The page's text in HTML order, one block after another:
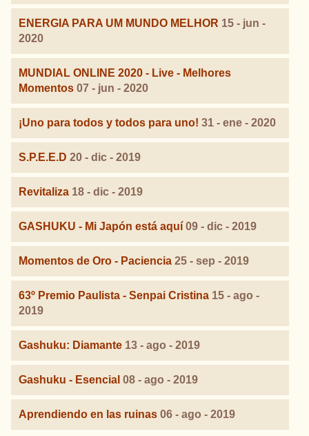
ENERGIA PARA UM MUNDO MELHOR 15 - jun -
2020
MUNDIAL ONLINE 2020 - Live - Melhores
Momentos 07 - jun - 2020
¡Uno para todos y todos para uno! 31 - ene - 2020
S.P.E.E.D 20 - dic - 2019
Revitaliza 18 - dic - 2019
GASHUKU - Mi Japón está aquí 09 - dic - 2019
Momentos de Oro - Paciencia 25 - sep - 2019
63º Premio Paulista - Senpai Cristina 15 - ago -
2019
Gashuku: Diamante 13 - ago - 2019
Gashuku - Esencial 08 - ago - 2019
Aprendiendo en las ruinas 06 - ago - 2019